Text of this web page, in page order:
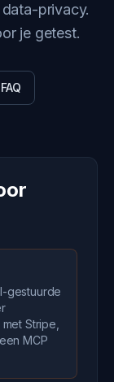
privacy.
je getest.
gestuurde
Stripe,
MCP